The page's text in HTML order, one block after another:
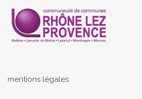
mentions légales